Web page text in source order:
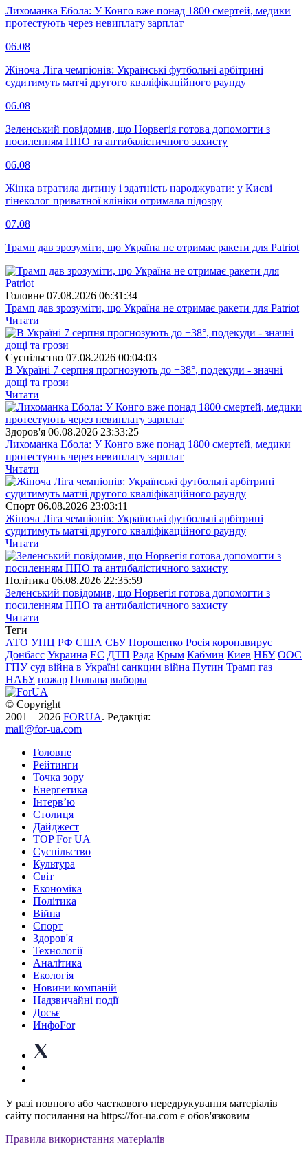
Лихоманка Ебола: У Конго вже понад 1800 смертей, медики
протестують через невиплату зарплат
06.08
Жіноча Ліга чемпіонів: Українські футбольні арбітрині
судитимуть матчі другого кваліфікаційного раунду
06.08
Зеленський повідомив, що Норвегія готова допомогти з
посиленням ППО та антибалістичного захисту
06.08
Жінка втратила дитину і здатність народжувати: у Києві
гінеколог приватної клініки отримала підозру
07.08
Трамп дав зрозуміти, що Україна не отримає ракети для Patriot
Головне 07.08.2026 06:31:34
Трамп дав зрозуміти, що Україна не отримає ракети для Patriot
Читати
Суспiльство 07.08.2026 00:04:03
В Україні 7 серпня прогнозують до +38°, подекуди - значні
дощі та грози
Читати
Здоров'я 06.08.2026 23:33:25
Лихоманка Ебола: У Конго вже понад 1800 смертей, медики
протестують через невиплату зарплат
Читати
Спорт 06.08.2026 23:03:11
Жіноча Ліга чемпіонів: Українські футбольні арбітрині
судитимуть матчі другого кваліфікаційного раунду
Читати
Полiтика 06.08.2026 22:35:59
Зеленський повідомив, що Норвегія готова допомогти з
посиленням ППО та антибалістичного захисту
Читати
Теги
АТО УПЦ РФ США СБУ Порошенко Росія коронавирус
Донбасс Украина ЕС ДТП Рада Крым Кабмин Киев НБУ ООС
ГПУ суд війна в Україні санкции війна Путин Трамп газ
НАБУ пожар Польша выборы
© Copyright
2001—2026 FORUA. Редакція:
mail@for-ua.com
Головне
Рейтинги
Точка зору
Енергетика
Інтерв’ю
Столиця
Дайджест
TOP For UA
Суспiльство
Культура
Світ
Економіка
Політика
Війна
Спорт
Здоров'я
Технології
Аналітика
Екологія
Новини компаній
Надзвичайні події
Досьє
ИнфоFor
У разі повного або часткового передрукування матеріалів
сайту посилання на https://for-ua.com є обов'язковим
Правила використання матеріалів